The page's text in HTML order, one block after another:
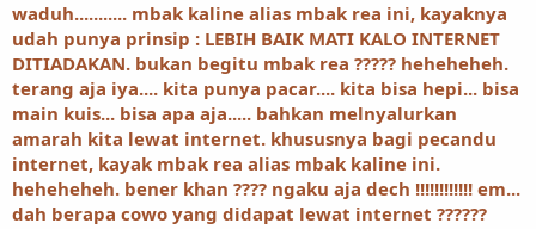
waduh........... mbak kaline alias mbak rea ini, kayaknya
udah punya prinsip : LEBIH BAIK MATI KALO INTERNET
DITIADAKAN. bukan begitu mbak rea ????? heheheheh.
terang aja iya.... kita punya pacar.... kita bisa hepi... bisa
main kuis... bisa apa aja..... bahkan melnyalurkan
amarah kita lewat internet. khususnya bagi pecandu
internet, kayak mbak rea alias mbak kaline ini.
heheheheh. bener khan ???? ngaku aja dech !!!!!!!!!!!! em...
dah berapa cowo yang didapat lewat internet ??????